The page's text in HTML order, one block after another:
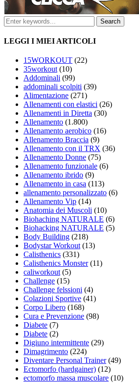
LEGGI I MIEI ARTICOLI
15WORKOUT (22)
35workout (10)
Addominali (99)
addominali scolpiti (39)
Alimentazione (271)
Allenamenti con elastici (26)
Allenamenti in Diretta (30)
Allenamento (1.800)
Allenamento aerobico (16)
Allenamento Braccia (9)
Allenamento con il TRX (36)
Allenamento Donne (75)
Allenamento funzionale (6)
Allenamento ibrido (9)
Allenamento in casa (113)
allenamento personalizzato (6)
Allenamento Vip (14)
Anatomia dei Muscoli (10)
Biohaching NATURALE (6)
Biohacking NATURALE (5)
Body Building (218)
Bodystar Workout (13)
Calisthenics (331)
Calisthenics Monster(11)
caliworkout (5)
Challenge (15)
Challenge felssioni (4)
Colazioni Sportive (41)
Corpo Libero (168)
Cura e Prevenzione (98)
Diabete (7)
Diabete (2)
Digiuno intermittente (29)
Dimagrimento (224)
Diventare Personal Trainer(49)
Ectomorfo (hardgainer) (12)
ectomorfo massa muscolare (10)